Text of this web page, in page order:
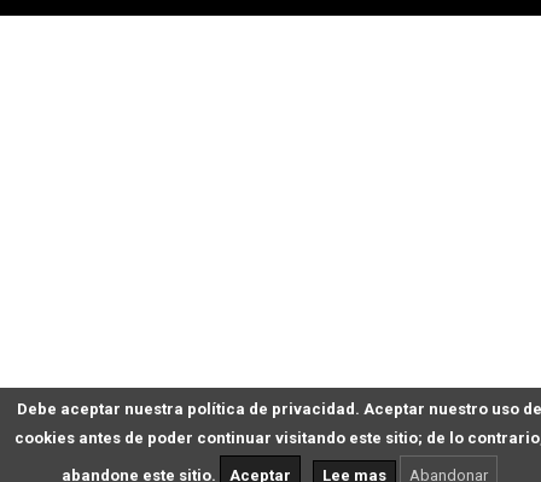
Debe aceptar nuestra política de privacidad. Aceptar nuestro uso de
cookies antes de poder continuar visitando este sitio; de lo
abandone este sitio. Aceptar Lee mas Abandonar